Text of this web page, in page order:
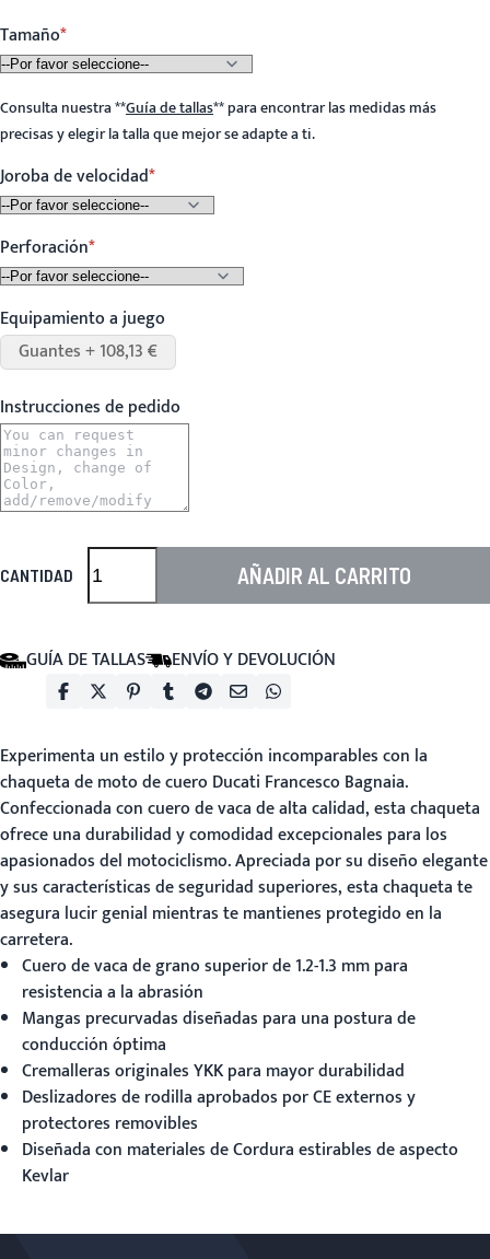
Tamaño
Consulta nuestra**Guía de tallas**para encontrar las medidas más
precisas y elegir la talla que mejor se adapte a ti.
Joroba de velocidad
Perforación
Equipamiento a juego
Guantes + 108,13 €
Instrucciones de pedido
CANTIDAD AÑADIR AL CARRITO
GUÍA DE TALLAS ENVÍO Y DEVOLUCIÓN
Experimenta un estilo y protección incomparables con la
chaqueta de moto de cuero Ducati Francesco Bagnaia.
Confeccionada con cuero de vaca de alta calidad, esta chaqueta
ofrece una durabilidad y comodidad excepcionales para los
apasionados del motociclismo. Apreciada por su diseño elegante
y sus características de seguridad superiores, esta chaqueta te
asegura lucir genial mientras te mantienes protegido en la
carretera.
Cuero de vaca de grano superior de 1.2-1.3 mm para
resistencia a la abrasión
Mangas precurvadas diseñadas para una postura de
conducción óptima
Cremalleras originales YKK para mayor durabilidad
Deslizadores de rodilla aprobados por CE externos y
protectores removibles
Diseñada con materiales de Cordura estirables de aspecto
Kevlar